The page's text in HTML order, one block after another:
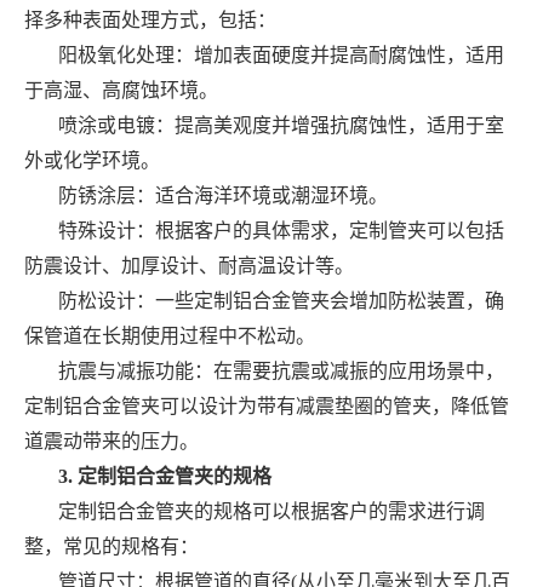
择多种表面处理方式，包括：
阳极氧化处理：增加表面硬度并提高耐腐蚀性，适用
于高湿、高腐蚀环境。
喷涂或电镀：提高美观度并增强抗腐蚀性，适用于室
外或化学环境。
防锈涂层：适合海洋环境或潮湿环境。
特殊设计：根据客户的具体需求，定制管夹可以包括
防震设计、加厚设计、耐高温设计等。
防松设计：一些定制铝合金管夹会增加防松装置，确
保管道在长期使用过程中不松动。
抗震与减振功能：在需要抗震或减振的应用场景中，
定制铝合金管夹可以设计为带有减震垫圈的管夹，降低管
道震动带来的压力。
3. 定制铝合金管夹的规格
定制铝合金管夹的规格可以根据客户的需求进行调
整，常见的规格有：
管道尺寸：根据管道的直径(从小至几毫米到大至几百